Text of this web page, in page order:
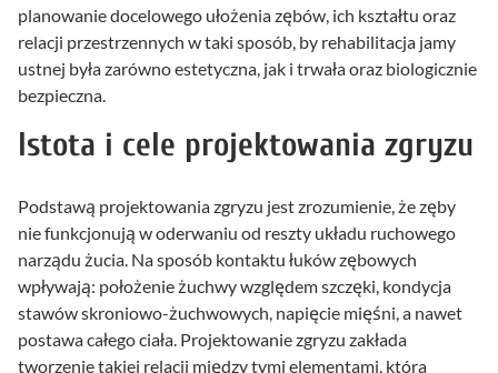
planowanie docelowego ułożenia zębów, ich kształtu oraz
relacji przestrzennych w taki sposób, by rehabilitacja jamy
ustnej była zarówno estetyczna, jak i trwała oraz biologicznie
bezpieczna.
Istota i cele projektowania zgryzu
Podstawą projektowania zgryzu jest zrozumienie, że zęby
nie funkcjonują w oderwaniu od reszty układu ruchowego
narządu żucia. Na sposób kontaktu łuków zębowych
wpływają: położenie żuchwy względem szczęki, kondycja
stawów skroniowo-żuchwowych, napięcie mięśni, a nawet
postawa całego ciała. Projektowanie zgryzu zakłada
tworzenie takiej relacji między tymi elementami, która